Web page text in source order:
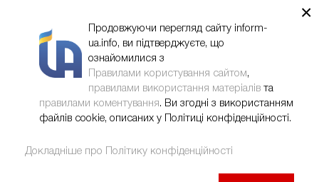
×
Продовжуючи перегляд сайту inform-
ua.info, ви підтверджуєте, що
ознайомилися з
Правилами користування сайтом,
правилами використання матеріалів та
правилами коментування. Ви згодні з використанням
файлів cookie, описаних у Політиці конфіденційності.
Докладніше про Політику конфіденційності